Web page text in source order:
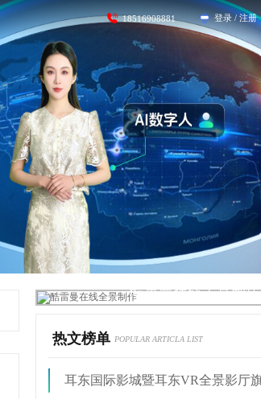
18516908881 登录 / 注册
酷雷曼在线全景制作
热文榜单 POPULAR ARTICLA LIST